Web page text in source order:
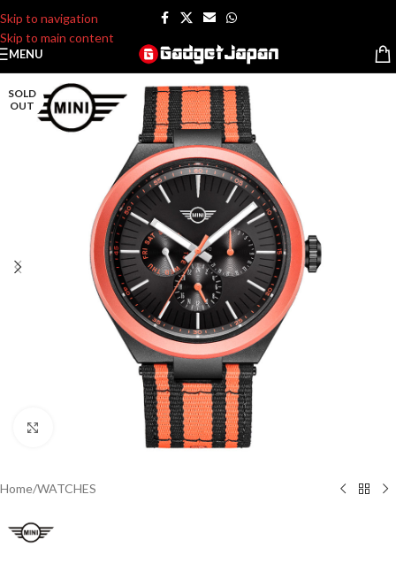
Skip to navigation
Skip to main content
MENU
SOLD
OUT
Home/WATCHES